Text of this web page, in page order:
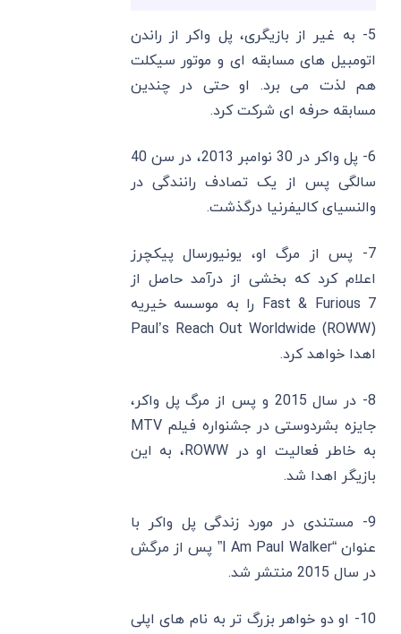
5- به غیر از بازیگری، پل واکر از راندن
اتومبیل‌ های مسابقه ‌ای و موتور سیکلت
هم لذت می ‌برد. او حتی در چندین
مسابقه حرفه ‌ای شرکت کرد.
6- پل واکر در 30 نوامبر 2013، در سن 40
سالگی پس از یک تصادف رانندگی در
والنسیای کالیفرنیا درگذشت.
7- پس از مرگ او، یونیورسال پیکچرز
اعلام کرد که بخشی از درآمد حاصل از
Fast & Furious 7 را به موسسه خیریه
Paul’s Reach Out Worldwide (ROWW)
اهدا خواهد کرد.
8- در سال 2015 و پس از مرگ پل واکر،
جایزه بشردوستی در جشنواره فیلم MTV
به خاطر فعالیت او در ROWW، به این
بازیگر اهدا شد.
9- مستندی در مورد زندگی پل واکر با
عنوان “I Am Paul Walker” پس از مرگش
در سال 2015 منتشر شد.
10- او دو خواهر بزرگ تر به نام‌ های اپلی